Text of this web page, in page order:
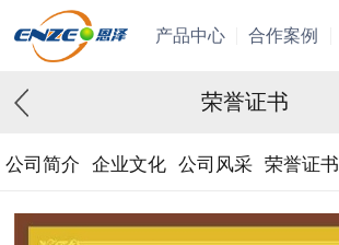
产品中心 合作案例
荣誉证书
公司简介 企业文化 公司风采 荣誉证书